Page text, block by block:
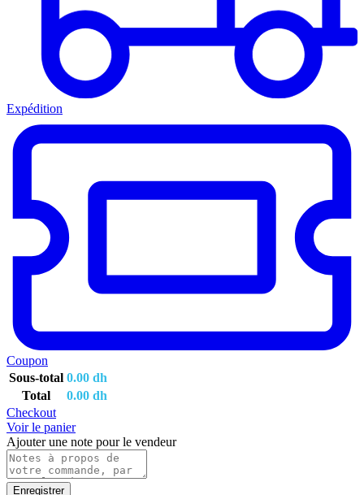
Expédition
Coupon
Sous-total 0.00 dh
Total
0.00 dh
Checkout
Voir le panier
Ajouter une note pour le vendeur
Enregistrer